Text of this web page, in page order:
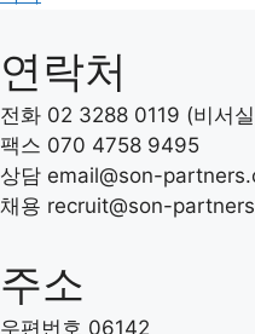
연락처
전화 02 3288 0119 (비서
팩스 070 4758 9495
상담 email@son-
채용 recruit@son-
주소
우편번호 06142